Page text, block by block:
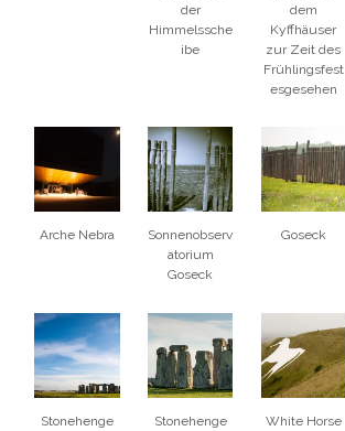
der
Himmelssche
ibe
dem
Kyffhäuser
zur Zeit des
Frühlingsfest
esgesehen
Arche Nebra
Sonnenobserv
atorium
Goseck
Goseck
Stonehenge Stonehenge
White Horse